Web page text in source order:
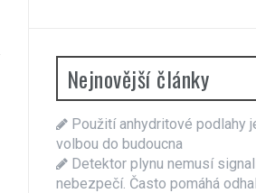
Nejnovější články
Použití anhydritové podlahy
volbou do budoucna
Detektor plynu nemusí
nebezpečí. Často pomáhá